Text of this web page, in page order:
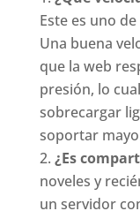
Este es uno
Una buena
que la web
presión, lo
sobrecargar
soportar
¿Es
noveles y
un servidor